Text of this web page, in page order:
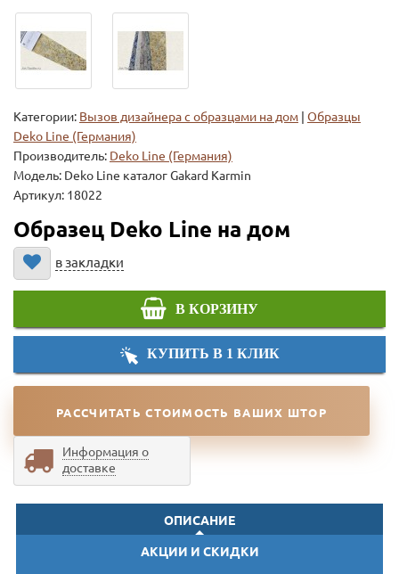
Категории: Вызов дизайнера с образцами на дом
Образцы
Deko Line (Германия)
Производитель: Deko Line (Германия)
Модель: Deko Line каталог Gakard Karmin
Артикул: 18022
Образец Deko Line на дом
в закладки
В КОРЗИНУ
КУПИТЬ В 1 КЛИК
РАССЧИТАТЬ СТОИМОСТЬ ВАШИХ ШТОР
Информация о
доставке
ОПИСАНИЕ
АКЦИИ И СКИДКИ